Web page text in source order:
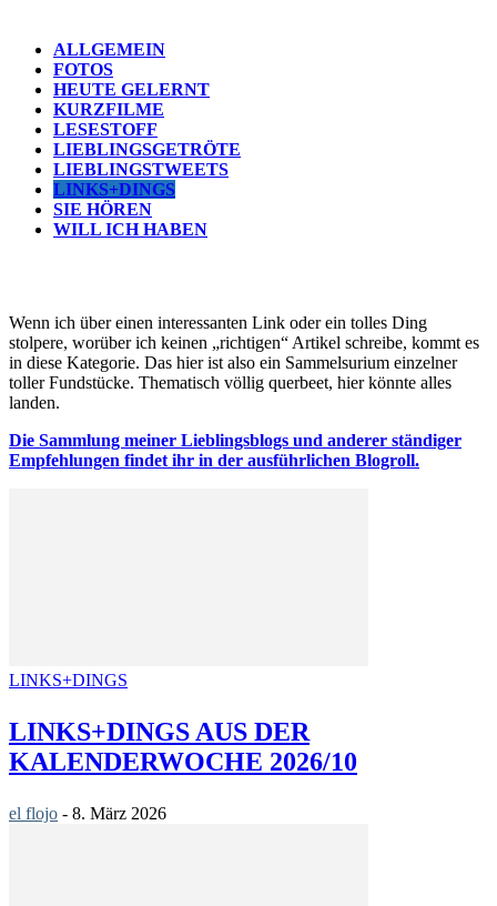
ALLGEMEIN
FOTOS
HEUTE GELERNT
KURZFILME
LESESTOFF
LIEBLINGSGETRÖTE
LIEBLINGSTWEETS
LINKS+DINGS
SIE HÖREN
WILL ICH HABEN
Wenn ich über einen interessanten Link oder ein tolles Ding
stolpere, worüber ich keinen „richtigen“ Artikel schreibe, kommt es
in diese Kategorie. Das hier ist also ein Sammelsurium einzelner
toller Fundstücke. Thematisch völlig querbeet, hier könnte alles
landen.
Die Sammlung meiner Lieblingsblogs und anderer ständiger
Empfehlungen findet ihr in der ausführlichen Blogroll.
LINKS+DINGS
LINKS+DINGS AUS DER
KALENDERWOCHE 2026/10
el flojo - 8. März 2026